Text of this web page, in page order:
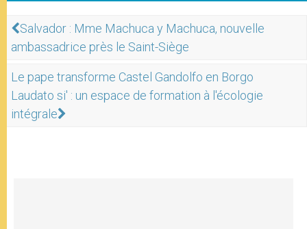
Salvador : Mme Machuca y Machuca, nouvelle
ambassadrice près le Saint-Siège
Le pape transforme Castel Gandolfo en Borgo
Laudato si' : un espace de formation à l'écologie
intégrale